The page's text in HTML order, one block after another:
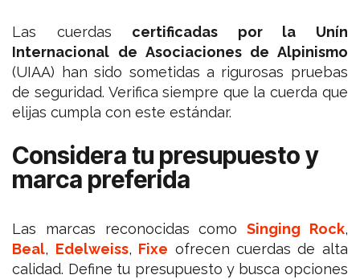
Las cuerdas certificadas por la Unín
Internacional de Asociaciones de Alpinismo
(UIAA) han sido sometidas a rigurosas pruebas
de seguridad. Verifica siempre que la cuerda que
elijas cumpla con este estándar.
Considera tu presupuesto y
marca preferida
Las marcas reconocidas como Singing Rock,
Beal, Edelweiss, Fixe ofrecen cuerdas de alta
calidad. Define tu presupuesto y busca opciones